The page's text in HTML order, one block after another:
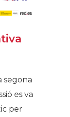
segona
es va
per